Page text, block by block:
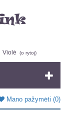
Violė (o rytoj)
Mano pažymėti (0)